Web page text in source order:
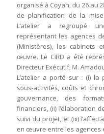
organisé à Coyah, du 26 au
de planification de la
L’atelier a regroupé
représentant les agences
(Ministères), les cabinets
œuvre. Le CIRD a été
Directeur Exécutif, M.
L’atelier a porté sur : (i) la
sous-activités, coûts et
gouvernance, des
financiers, (ii) l’élaboration
suivi du projet, et (iii)
en œuvre entre les agences